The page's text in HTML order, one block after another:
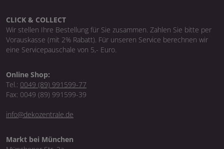
CLICK & COLLECT
Wir stellen Ihre Bestellung für Sie zusammen. Zahlen Sie bitte per
Vorauskasse (mit 2% Rabatt). Für unseren Service berechnen wir
eine Servicepauschale von 5,- Euro.
Online Shop:
Tel.: 0049 (89) 991599-77
Fax: 0049 (89) 991599-39
info@dekozentrale.de
Markt bei München